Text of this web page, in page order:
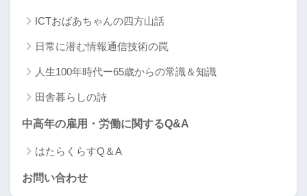
ICTおばあちゃんの四方山話
日常に潜む情報通信技術の罠
人生100年時代ー65歳からの常識＆知識
田舎暮らしの詩
中高年の雇用・労働に関するQ&A
はたらくらすQ＆A
お問い合わせ